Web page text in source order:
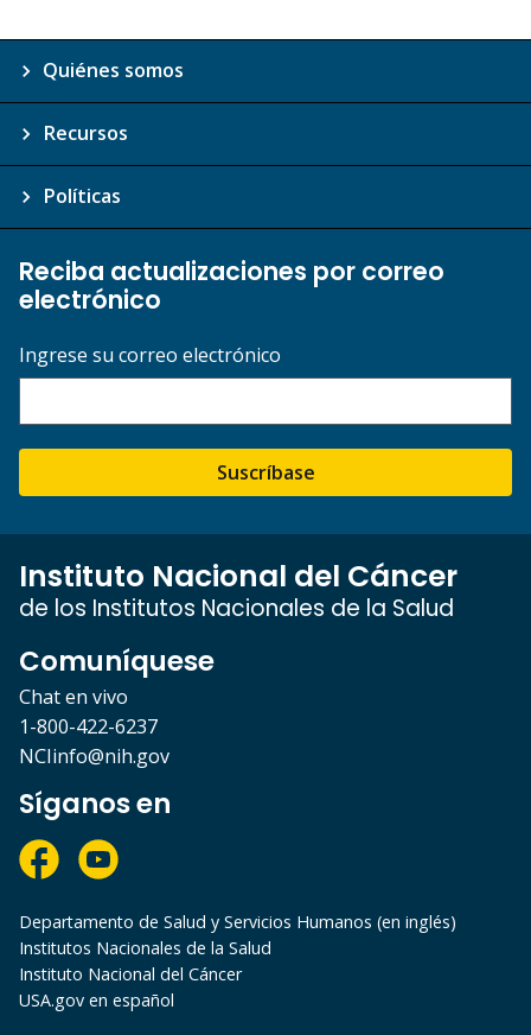
Quiénes somos
Recursos
Políticas
Reciba actualizaciones por correo
electrónico
Ingrese su correo electrónico
Suscríbase
Instituto Nacional del Cáncer
de los Institutos Nacionales de la Salud
Comuníquese
Chat en vivo
1-800-422-6237
NCIinfo@nih.gov
Síganos en
Departamento de Salud y Servicios Humanos (en inglés)
Institutos Nacionales de la Salud
Instituto Nacional del Cáncer
USA.gov en español